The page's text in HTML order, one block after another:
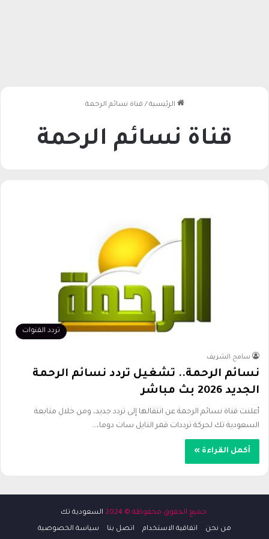
الرئيسية / قناة نسائم الرحمة
قناة نسائم الرحمة
تردد القنوات
سامح الشريف
نسائم الرحمة.. تشغيل تردد نسائم الرحمة
الجديد 2026 بث مباشر
أعلنت قناة نسائم الرحمة عن انتقالها إلى تردد جديد، ومن خلال متابعة
السعودية تك لحركة ترددات قمر النايل سات دوما،…
أكمل القراءة »
:جميع الحقوق محفوظة © 2024 السعودية تك
من نحن اتفاقية الاستخدام اتصل بنا سياسة الخصوصية